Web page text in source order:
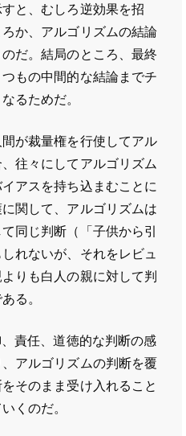
と、むしろ逆効果を招
か、アルゴリズムの結論
だ。結局のところ、最終
もの中間的な結論までチ
るためだ。
が裁量権を行使してアル
往々にしてアルゴリズム
アスを持ち込まむことに
関して、アルゴリズムは
同じ判断（「子供から引
れないが、それをレビュ
りも白人の親に対して判
る。
責任、道徳的な判断の感
アルゴリズムの判断を覆
そのまま受け入れること
くのだ。